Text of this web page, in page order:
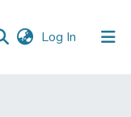
Log In (current)